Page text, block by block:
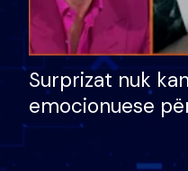
Surprizat nuk
emocionuese
nëna dhe
nuk i mban dot